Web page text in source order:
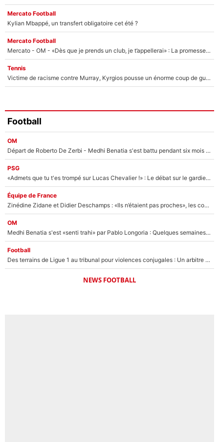
Mercato Football
Kylian Mbappé, un transfert obligatoire cet été ?
Mercato Football
Mercato - OM - «Dès que je prends un club, je t’appellerai» : La promesse de Marcelino au moment de claquer la porte
Tennis
Victime de racisme contre Murray, Kyrgios pousse un énorme coup de gueule !
Football
OM
Départ de Roberto De Zerbi - Medhi Benatia s'est battu pendant six mois pour le retenir à l'OM, le PSG a été le naufrage de trop : «Je pars avec toi»
PSG
«Admets que tu t'es trompé sur Lucas Chevalier !» : Le débat sur le gardien du PSG vire au clash à l'After Foot
Équipe de France
Zinédine Zidane et Didier Deschamps : «Ils n’étaient pas proches», les confidences d’un membre de l’équipe de France 1998 sur leur relation spéciale
OM
Medhi Benatia s'est «senti trahi» par Pablo Longoria : Quelques semaines après son départ, l'ancien directeur de football de l'OM règle ses comptes
Football
Des terrains de Ligue 1 au tribunal pour violences conjugales : Un arbitre français encourt une peine de 18 mois de prison !
NEWS FOOTBALL